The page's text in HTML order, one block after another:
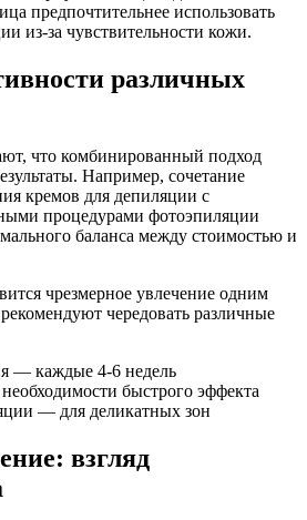
предпочтительнее использовать
из-за чувствительности кожи.
различных
что комбинированный подход
Например, сочетание
кремов для депиляции с
процедурами фотоэпиляции
баланса между стоимостью и
чрезмерное увлечение одним
чередовать различные
— каждые 4-6 недель
быстрого эффекта
— для деликатных зон
взгляд